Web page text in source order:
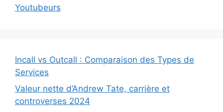
Youtubeurs
Incall vs Outcall : Comparaison des Types de
Services
Valeur nette d’Andrew Tate, carrière et
controverses 2024